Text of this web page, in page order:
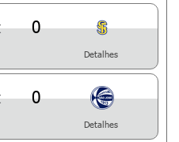
0
Detalhes
0
Detalhes